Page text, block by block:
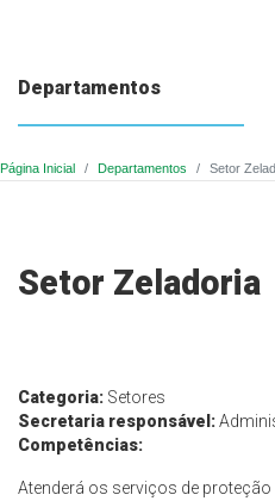
Departamentos
Página Inicial Departamentos Setor
Setor Zeladoria
Categoria: Setores
Secretaria responsável:
Competências:
Atenderá os serviços de